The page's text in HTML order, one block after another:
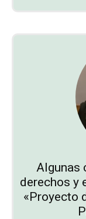
Algunas
derechos y
«Proyecto